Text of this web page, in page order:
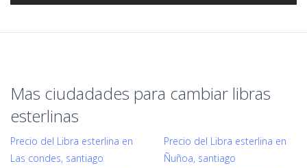
Mas ciudadades para cambiar libras
esterlinas
Precio del Libra esterlina en
Las condes, santiago
Precio del Libra esterlina en
Ñuñoa, santiago